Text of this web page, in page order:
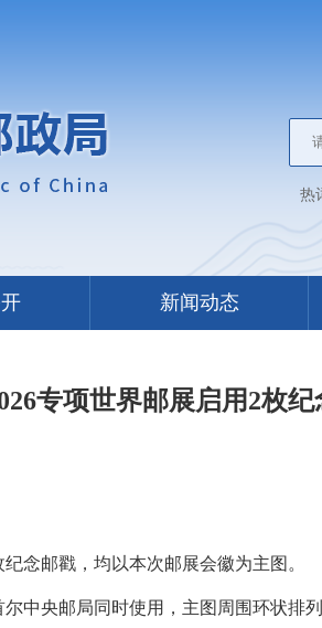
热
新闻动态
专项世界邮展启用2枚纪
念邮戳，均以本次邮展会徽为主图。
中央邮局同时使用，主图周围环状排